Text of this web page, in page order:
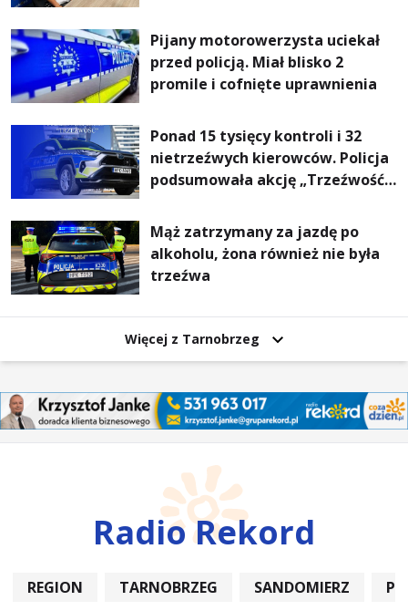
rachunki za energię, lepszy
komfort życia i... czystsze
powietrze
Pijany motorowerzysta uciekał
przed policją. Miał blisko 2
promile i cofnięte uprawnienia
Ponad 15 tysięcy kontroli i 32
nietrzeźwych kierowców. Policja
podsumowała akcję „Trzeźwość”
Mąż zatrzymany za jazdę po
alkoholu, żona również nie była
trzeźwa
Więcej z Tarnobrzeg
Radio Rekord
REGION TARNOBRZEG SANDOMIERZ